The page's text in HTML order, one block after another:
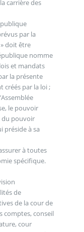
carrière des
par la
doit être
nomme
et mandats
la présente
créés par la loi ;
le pouvoir
du pouvoir
préside à sa
à toutes
spécifique.
de
de la cour de
comptes, conseil
cour